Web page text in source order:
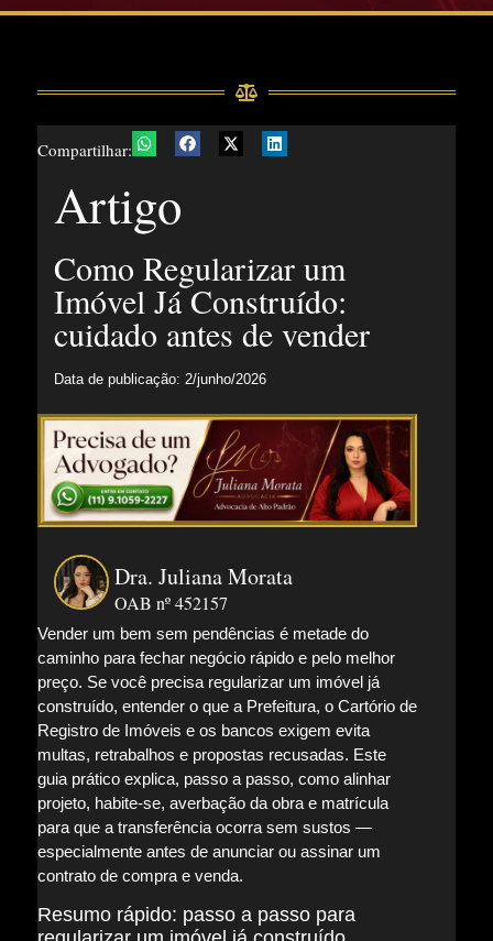
Compartilhar:
Artigo
Como Regularizar um
Imóvel Já Construído:
cuidado antes de vender
Data de publicação: 2/junho/2026
Dra. Juliana Morata
OAB nº 452157
Vender um bem sem pendências é metade do
caminho para fechar negócio rápido e pelo melhor
preço. Se você precisa regularizar um imóvel já
construído, entender o que a Prefeitura, o Cartório de
Registro de Imóveis e os bancos exigem evita
multas, retrabalhos e propostas recusadas. Este
guia prático explica, passo a passo, como alinhar
projeto, habite-se, averbação da obra e matrícula
para que a transferência ocorra sem sustos —
especialmente antes de anunciar ou assinar um
contrato de compra e venda.
Resumo rápido: passo a passo para